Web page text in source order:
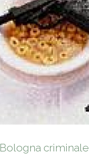
Bologna criminale